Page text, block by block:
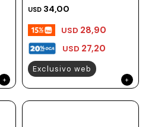
USD 34,00
USD 27,20
USD 28,90
Exclusivo web